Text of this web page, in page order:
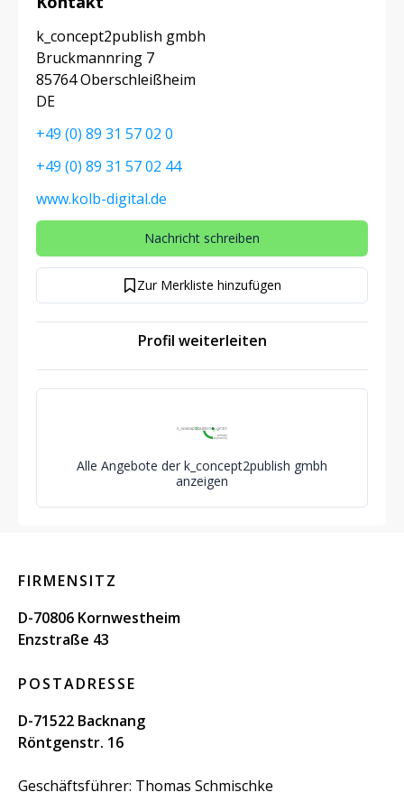
k_concept2publish gmbh
Bruckmannring 7
85764 Oberschleißheim
DE
+49 (0) 89 31 57 02 0
+49 (0) 89 31 57 02 44
www.kolb-digital.de
Nachricht schreiben
Zur Merkliste hinzufügen
Profil weiterleiten
Alle Angebote der k_concept2publish gmbh
anzeigen
FIRMENSITZ
D-70806 Kornwestheim
Enzstraße 43
POSTADRESSE
D-71522 Backnang
Röntgenstr. 16
Geschäftsführer: Thomas Schmischke